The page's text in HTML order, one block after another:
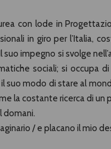
con lode in
in giro per l’Italia,
impegno si svolge
sociali; si occupa
suo modo di stare al
la costante ricerca di
domani.
/ e placano il mio